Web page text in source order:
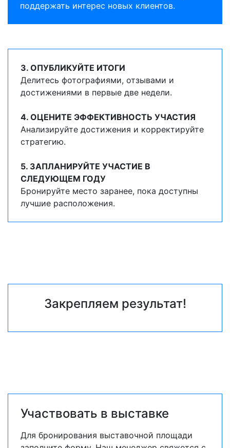
поддержать интерес новых клиентов.
3. ОПУБЛИКУЙТЕ ИТОГИ
Делитесь фотографиями, отзывами и
достижениями в первые две недели.
4. ОЦЕНИТЕ ЭФФЕКТИВНОСТЬ УЧАСТИЯ
Анализируйте достижения и корректируйте
стратегию.
5. ЗАПЛАНИРУЙТЕ УЧАСТИЕ В
СЛЕДУЮЩЕМ ГОДУ
Бронируйте место заранее, пока доступны
лучшие расположения.
Закрепляем результат!
Участвовать в выставке
Для бронирования выставочной площади